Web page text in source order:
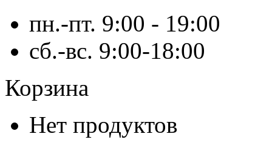
пн.-пт. 9:00 - 19:00
сб.-вс. 9:00-18:00
Корзина
Нет продуктов